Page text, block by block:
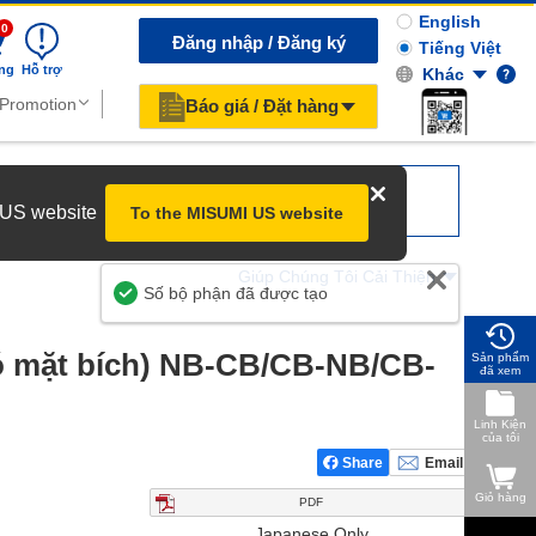
0
Hỗ trợ
Đăng nhập / Đăng ký
Báo giá / Đặt hàng
English
Tiếng Việt
Khác
website To the MISUMI US website
Giúp Chúng Tôi Cải Thiện
bích) NB-CB/CB-NB/CB-
Share Email
PDF
Sản phẩm
đã xem
Linh Kiện
của tôi
Giỏ hàng